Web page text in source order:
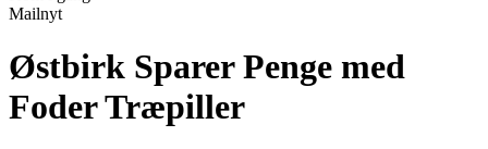
Mailnyt
Østbirk Sparer Penge med
Foder Træpiller